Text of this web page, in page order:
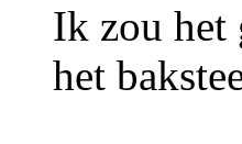
Ik zou het
het